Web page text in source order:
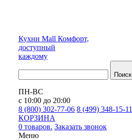
Кухни Mall Комфорт,
доступный
каждому
Поиск
ПН-ВС
с 10:00 до 20:00
8 (800) 302-77-06 8 (499) 348-15-11
КОРЗИНА
0 товаров. Заказать звонок
Меню